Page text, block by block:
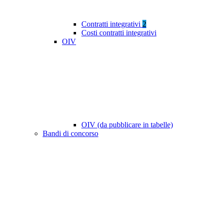
Contratti integrativi 2
Costi contratti integrativi
OIV
OIV (da pubblicare in tabelle)
Bandi di concorso